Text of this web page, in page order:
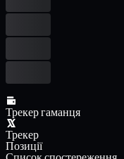
Трекер гаманця
Трекер
Позиції